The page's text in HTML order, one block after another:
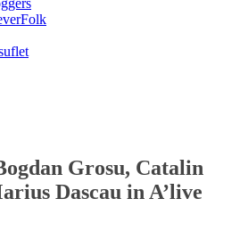
Grosu, Catalin
Dascau in A’live